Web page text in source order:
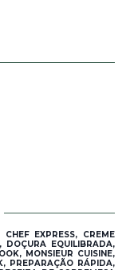
EXPRESS, CREME
DOÇURA EQUILIBRADA,
MONSIEUR CUISINE,
PREPARAÇÃO RÁPIDA,